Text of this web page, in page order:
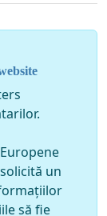
un
să fie